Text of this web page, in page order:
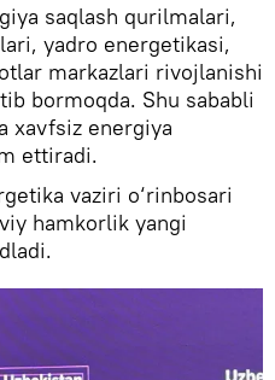
saqlash qurilmalari,
yadro energetikasi,
markazlari rivojlanishi
bormoqda. Shu sababli
xavfsiz energiya
ettiradi.
vaziri o‘rinbosari
hamkorlik yangi